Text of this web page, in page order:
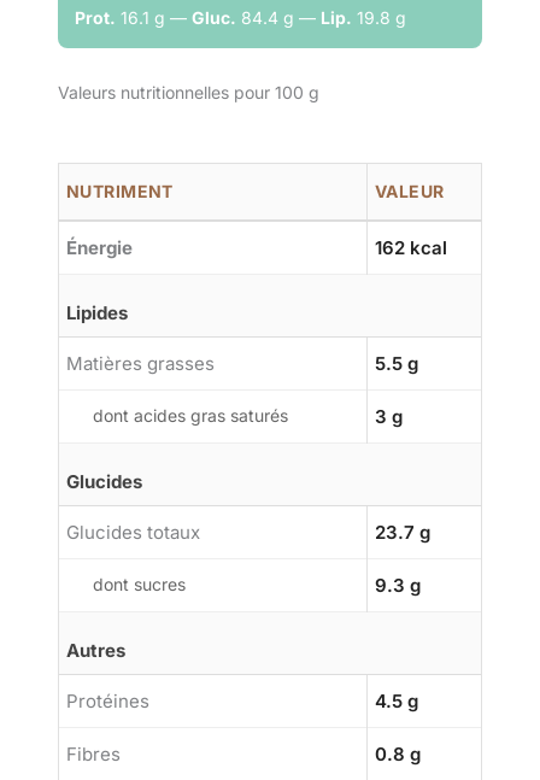
Prot. 16.1 g — Gluc. 84.4 g — Lip. 19.8 g
Valeurs nutritionnelles pour 100 g
NUTRIMENT VALEUR
Énergie 162 kcal
Lipides
Matières grasses 5.5 g
dont acides gras saturés 3 g
Glucides
Glucides totaux 23.7 g
dont sucres 9.3 g
Autres
Protéines 4.5 g
Fibres 0.8 g